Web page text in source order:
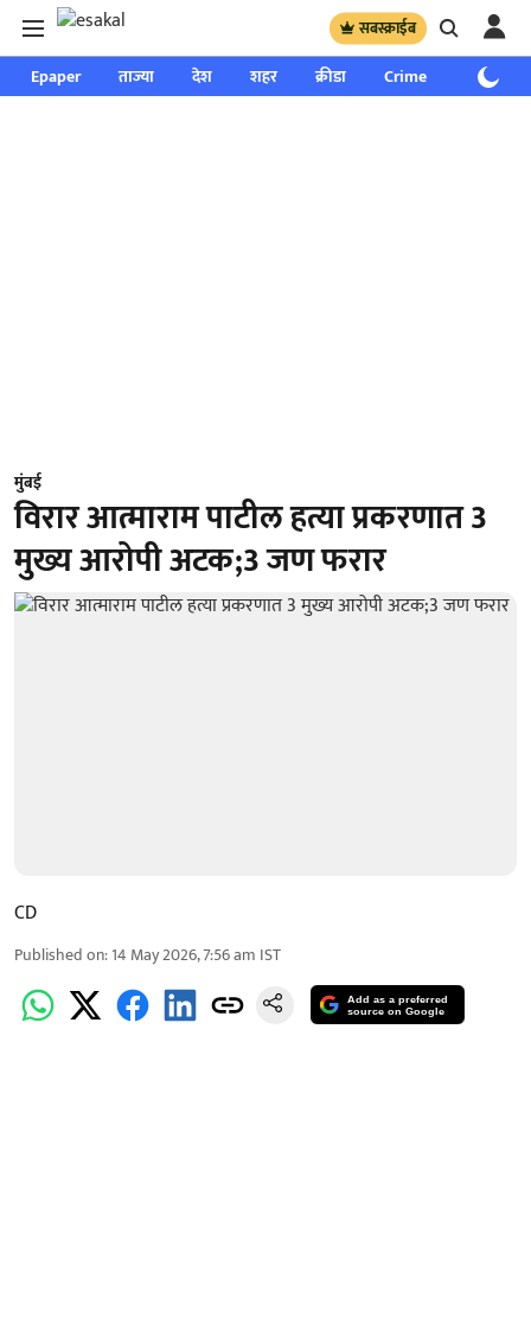
सबस्क्राईब
Epaper ताज्या देश शहर क्रीडा Crime साप्ताहिक
मुंबई
विरार आत्माराम पाटील हत्या प्रकरणात 3
मुख्य आरोपी अटक;3 जण फरार
CD
Published on:14 May 2026, 7:56 am IST
Add as a preferred
source on Google